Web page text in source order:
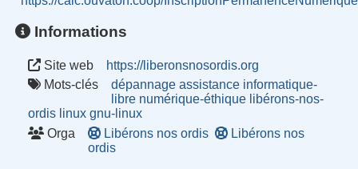
Informations
Site web
https://liberonsnosordis.org
Mots-clés
dépannage assistance informatique-
libre numérique-éthique libérons-nos-
ordis linux gnu-linux
Orga
Libérons nos ordis
Libérons nos
ordis